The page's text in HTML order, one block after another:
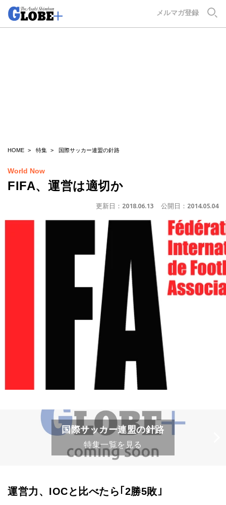
メルマガ登録
HOME 特集 国際サッカー連盟の針路
World Now
FIFA、運営は適切か
更新日： 2018.06.13 公開日： 2014.05.04
国際サッカー連盟の針路
特集一覧を見る
運営力、IOCと比べたら｢2勝5敗｣